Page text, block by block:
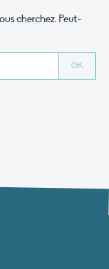
cherchez. Peut-